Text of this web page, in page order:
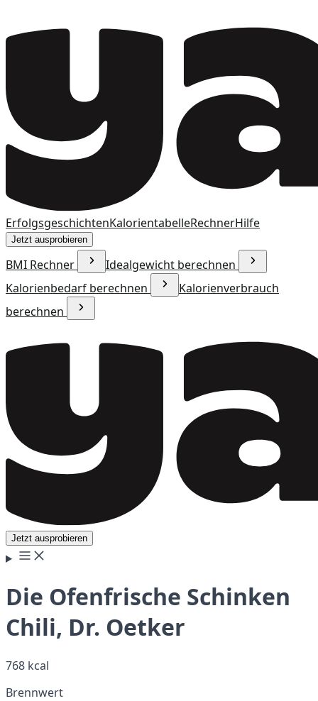
ErfolgsgeschichtenKalorientabelleRechnerHilfe
Jetzt ausprobieren
BMI Rechner
Idealgewicht berechnen
Kalorienbedarf berechnen
Kalorienverbrauch
berechnen
Jetzt ausprobieren
Die Ofenfrische Schinken
Chili, Dr. Oetker
768 kcal
Brennwert